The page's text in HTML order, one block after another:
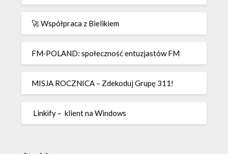
🚀 Współpraca z Bielikiem
FM‑POLAND: społeczność entuzjastów FM
MISJA ROCZNICA – Zdekoduj Grupę 311!
Linkify – klient na Windows